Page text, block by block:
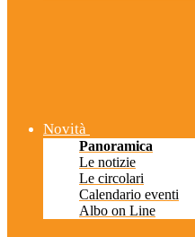
Novità
Panoramica
Le notizie
Le circolari
Calendario eventi
Albo on Line